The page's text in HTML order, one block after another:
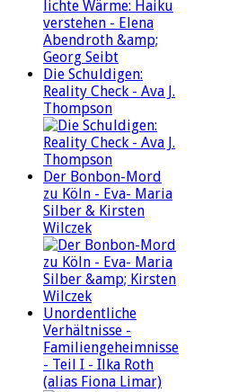
Die Schuldigen:
Reality Check - Ava J.
Thompson
Der Bonbon-Mord
zu Köln - Eva- Maria
Silber & Kirsten
Wilczek
Unordentliche
Verhältnisse -
Familiengeheimnisse
- Teil I - Ilka Roth
(alias Fiona Limar)